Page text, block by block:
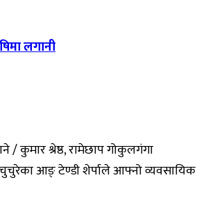
लगानी
/ कुमार श्रेष्ठ, रामेछाप गोकुलगंगा
आङ् टेण्डी शेर्पाले आफ्नो व्यवसायिक